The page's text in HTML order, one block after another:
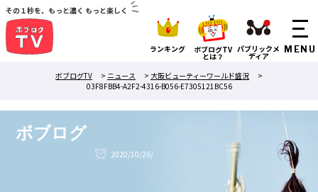
その１秒を、もっと濃く もっと楽しく
ランキング ボブログTV
とは？
パブリックメ
ディア
ボブログTV
> ニュース > 大阪ビューティーワールド盛況
>
03F8FBB4-A2F2-4316-B056-E7305121BC56
ボブログ
2020/10/26/